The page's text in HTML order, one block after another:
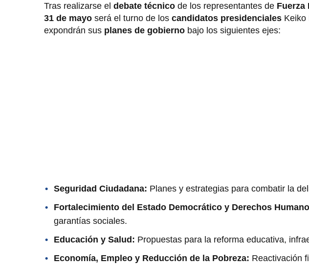
Tras realizarse el debate técnico de los representantes de Fuerza
31 de mayo será el turno de los candidatos presidenciales Keiko
expondrán sus planes de gobierno bajo los siguientes ejes:
Seguridad Ciudadana: Planes y estrategias para combatir la
Fortalecimiento del Estado Democrático y Derechos
garantías sociales.
Educación y Salud: Propuestas para la reforma educativa,
Economía, Empleo y Reducción de la Pobreza: Reactivación